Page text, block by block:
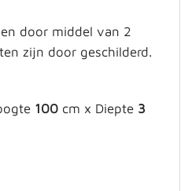
door middel van 2
zijn door geschilderd.
100 cm x Diepte 3